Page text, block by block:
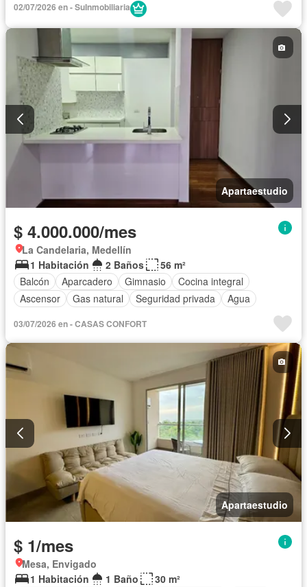
02/07/2026 en - SuInmobiliaria
Apartaestudio
$ 4.000.000/mes
La Candelaria, Medellín
1 Habitación
2 Baños
56 m²
Balcón
Aparcadero Gimnasio
Cocina integral
Ascensor
Gas natural Seguridad privada Agua
03/07/2026 en - CASAS CONFORT
Apartaestudio
$ 1/mes
Mesa, Envigado
1 Habitación
1 Baño
30 m²